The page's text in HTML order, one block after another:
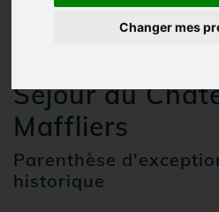
Changer mes
Séjour au
Maffliers
Parenthèse
historique